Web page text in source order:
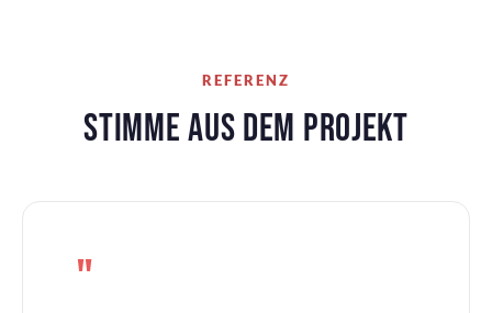
REFERENZ
STIMME AUS DEM PROJEKT
"